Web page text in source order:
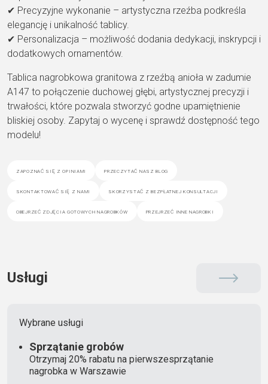
✔ Precyzyjne wykonanie – artystyczna rzeźba podkreśla
elegancję i unikalność tablicy.
✔ Personalizacja – możliwość dodania dedykacji, inskrypcji i
dodatkowych ornamentów.
Tablica nagrobkowa granitowa z rzeźbą anioła w zadumie
A147 to połączenie duchowej głębi, artystycznej precyzji i
trwałości, które pozwala stworzyć godne upamiętnienie
bliskiej osoby. Zapytaj o wycenę i sprawdź dostępność tego
modelu!
zapoznać się z opiniami przeczytać nasz blog
skontaktować się z nami skorzystać z bezpłatnej konsultacji
obejrzeć zdjęcia gotowych nagrobków przejrzeć inne nagrobki
Usługi
Wybrane usługi
Sprzątanie grobów
Otrzymaj 20% rabatu na pierwszesprzątanie
nagrobka w Warszawie